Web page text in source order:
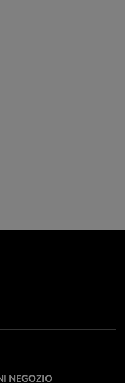
NEGOZIO